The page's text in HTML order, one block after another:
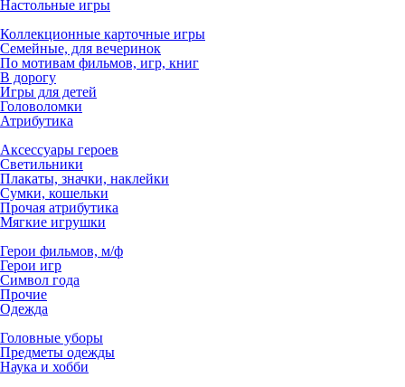
Настольные игры
Коллекционные карточные игры
Семейные, для вечеринок
По мотивам фильмов, игр, книг
В дорогу
Игры для детей
Головоломки
Атрибутика
Аксессуары героев
Светильники
Плакаты, значки, наклейки
Сумки, кошельки
Прочая атрибутика
Мягкие игрушки
Герои фильмов, м/ф
Герои игр
Символ года
Прочие
Одежда
Головные уборы
Предметы одежды
Наука и хобби